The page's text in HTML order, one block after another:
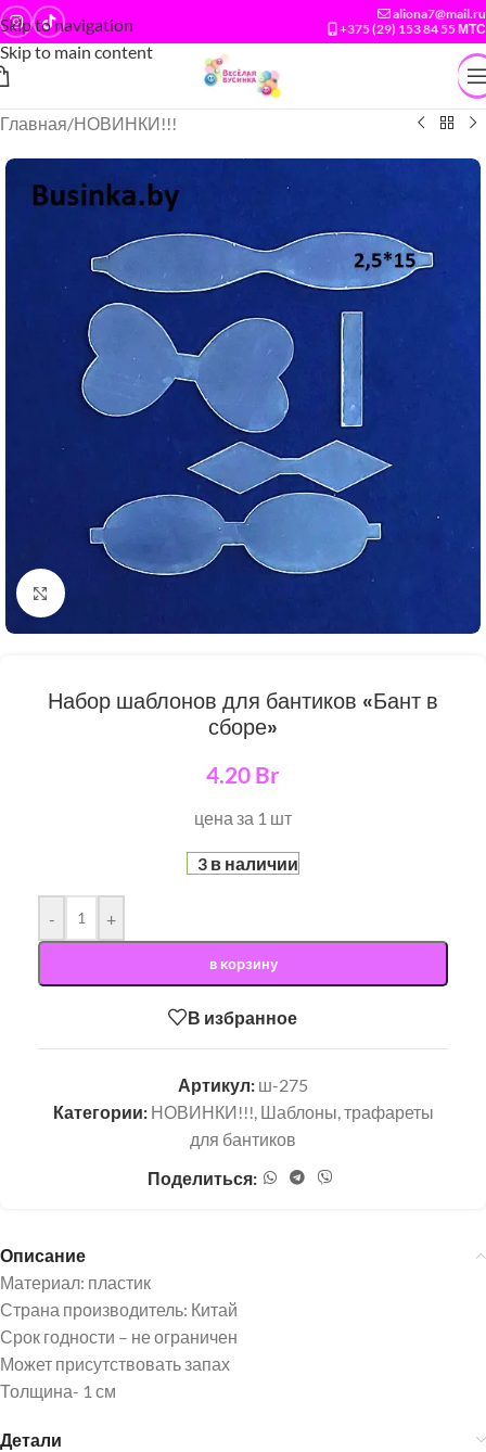
Skip to navigation
Skip to main content
aliona7@mail.ru
+375 (29) 153 84 55 МТС
Главная/НОВИНКИ!!!
Нажмите, чтобы увеличить
Набор шаблонов для бантиков «Бант в
сборе»
4.20 Br
цена за 1 шт
3 в наличии
- +
в корзину
В избранное
Артикул: ш-275
Категории: НОВИНКИ!!!, Шаблоны, трафареты
для бантиков
Поделиться:
Описание
Материал: пластик
Страна производитель: Китай
Срок годности – не ограничен
Может присутствовать запах
Толщина- 1 см
Детали